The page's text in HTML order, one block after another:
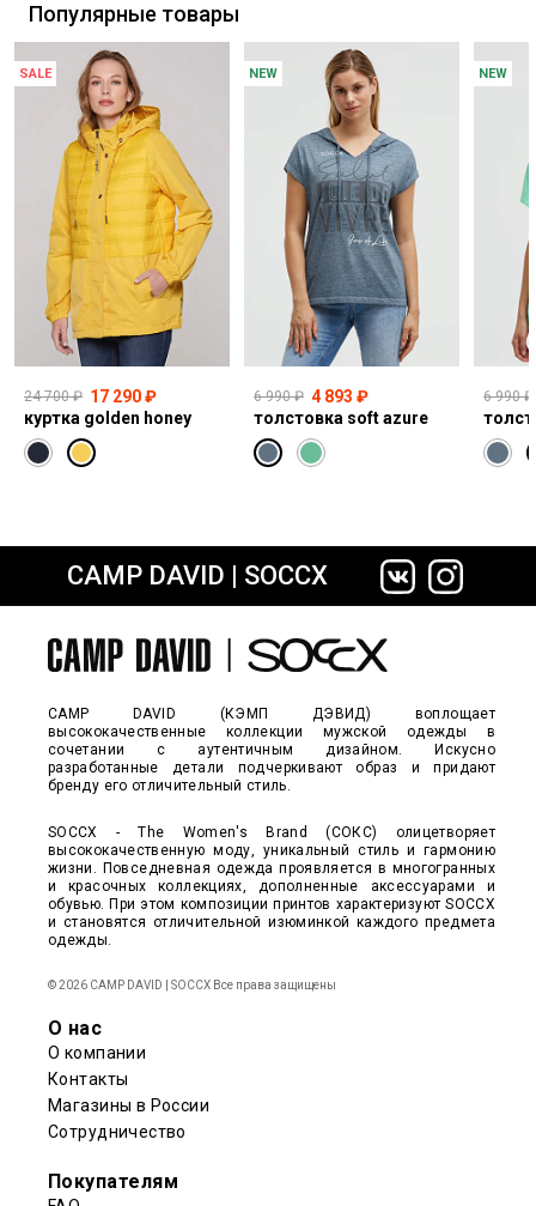
сайте СДЭК
Популярные товары
SALE
24 700 ₽ 17 290 ₽
куртка golden honey
NEW
6 990 ₽ 4 893 ₽
толстовка soft azure
NEW
6 990 ₽
CAMP DAVID | SOCCX
CAMP DAVID (КЭМП ДЭВИД) воплощает
высококачественные коллекции мужской одежды в
сочетании с аутентичным дизайном. Искусно
разработанные детали подчеркивают образ и придают
бренду его отличительный стиль.
SOCCX - The Women's Brand (СОКС) олицетворяет
высококачественную моду, уникальный стиль и гармонию
жизни. Повседневная одежда проявляется в многогранных
и красочных коллекциях, дополненные аксессуарами и
обувью. При этом композиции принтов характеризуют SOCCX
и становятся отличительной изюминкой каждого предмета
одежды.
© 2026 CAMP DAVID | SOCCX Все права защищены
О нас
О компании
Контакты
Магазины в России
Сотрудничество
Покупателям